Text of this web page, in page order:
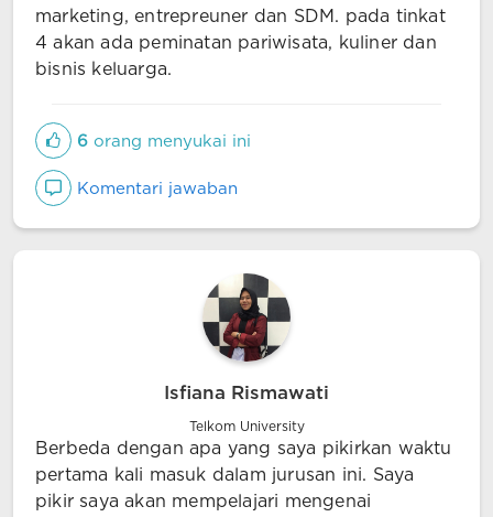
marketing, entrepreuner dan SDM. pada tinkat
4 akan ada peminatan pariwisata, kuliner dan
bisnis keluarga.
6 orang menyukai ini
Komentari jawaban
Isfiana Rismawati
Telkom University
Berbeda dengan apa yang saya pikirkan waktu
pertama kali masuk dalam jurusan ini. Saya
pikir saya akan mempelajari mengenai